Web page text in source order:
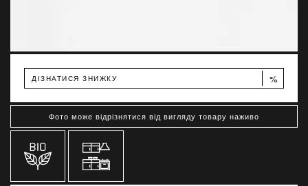
ДІЗНАТИСЯ ЗНИЖКУ %
Фото може відрізнятися від вигляду товару наживо